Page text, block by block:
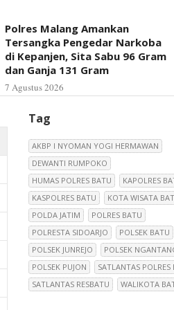
Polres Malang Amankan
Tersangka Pengedar Narkoba
di Kepanjen, Sita Sabu 96 Gram
dan Ganja 131 Gram
7 Agustus 2026
Tag
AKBP I NYOMAN YOGI HERMAWAN
DEWANTI RUMPOKO
HUMAS POLRES BATU
KAPOLRES
KASPOLRES BATU
KOTA WISATA
POLDA JATIM
POLRES BATU
POLRESTA SIDOARJO
POLSEK BATU
POLSEK JUNREJO
POLSEK
POLSEK PUJON
SATLANTAS POLRES
SATLANTAS RESBATU
WALIKOTA